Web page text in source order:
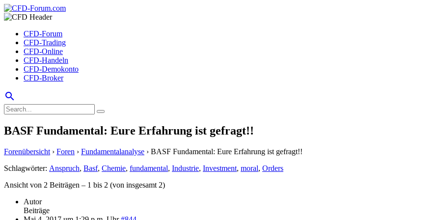
CFD-Forum
CFD-Trading
CFD-Online
CFD-Handeln
CFD-Demokonto
CFD-Broker
search
BASF Fundamental: Eure Erfahrung ist gefragt!!
Forenübersicht › Foren › Fundamentalanalyse › BASF Fundamental: Eure Erfahrung ist gefragt!!
Schlagwörter: Anspruch, Basf, Chemie, fundamental, Industrie, Investment, moral, Orders
Ansicht von 2 Beiträgen – 1 bis 2 (von insgesamt 2)
Autor
Beiträge